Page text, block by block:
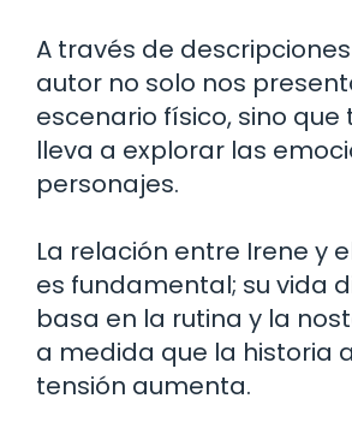
A través de
autor no solo nos
escenario físico, sino
lleva a explorar las
personajes.
La relación entre Irene y
es fundamental; su vida
basa en la rutina y la
a medida que la historia
tensión aumenta.